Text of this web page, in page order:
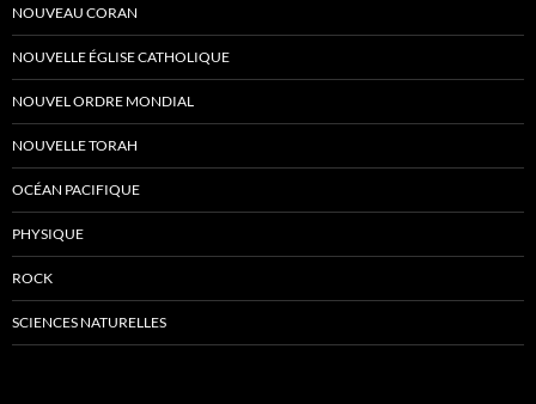
NOUVEAU CORAN
NOUVELLE ÉGLISE CATHOLIQUE
NOUVEL ORDRE MONDIAL
NOUVELLE TORAH
OCÉAN PACIFIQUE
PHYSIQUE
ROCK
SCIENCES NATURELLES